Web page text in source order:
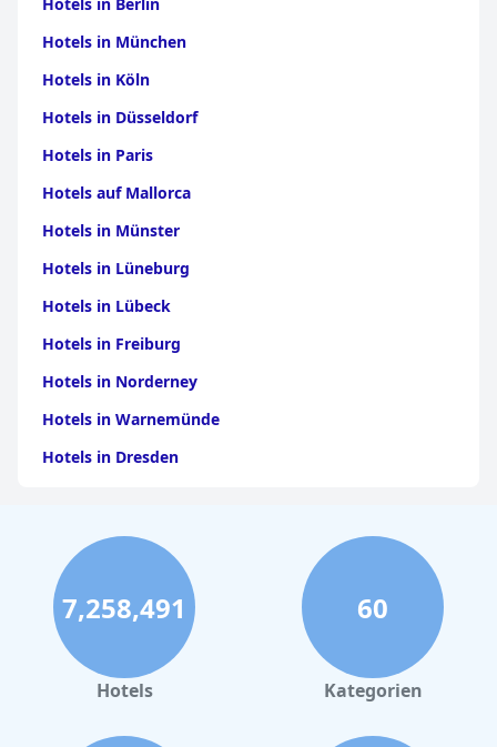
Luka | Hotels in Brdovec
Hotels in München
Hotels in Köln
Hotels in Düsseldorf
Hotels in Paris
Hotels auf Mallorca
Hotels in Münster
Hotels in Lüneburg
Hotels in Lübeck
Hotels in Freiburg
Hotels in Norderney
Hotels in Warnemünde
Hotels in Dresden
Hotels in Stuttgart
Hotels in Leipzig
Hotels in Bamberg
Hotels in Nürnberg
Hotels in Büsum
7,258,491
Hotels
60
Kategorien